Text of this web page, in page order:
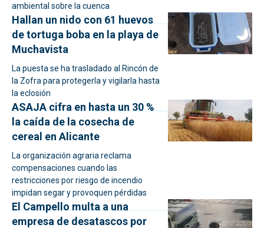
ambiental sobre la cuenca
Hallan un nido con 61 huevos
de tortuga boba en la playa de
Muchavista
La puesta se ha trasladado al Rincón de
la Zofra para protegerla y vigilarla hasta
la eclosión
ASAJA cifra en hasta un 30 %
la caída de la cosecha de
cereal en Alicante
La organización agraria reclama
compensaciones cuando las
restricciones por riesgo de incendio
impidan segar y provoquen pérdidas
El Campello multa a una
empresa de desatascos por